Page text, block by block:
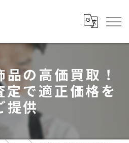
の高価買取！
定で適正価格を
提供